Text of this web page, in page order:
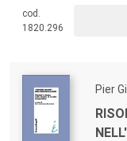
politico-istituzionale,
manageriale-
cod.
1820.296
Pier